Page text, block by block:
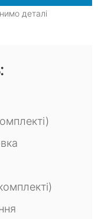
деталі